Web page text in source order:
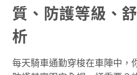
質、防護等級、
析
每天騎車通勤穿梭在車陣中，